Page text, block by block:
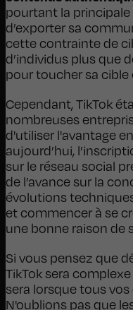
pourtant la
d’exporter sa
cette contrainte de
d’individus plus que
pour toucher sa cible
Cependant, TikTok
nombreuses
d'utiliser l'avantage
aujourd’hui,
sur le réseau social
de l’avance sur la
évolutions
et commencer à se
une bonne raison de
Si vous pensez que
TikTok sera
sera lorsque tous
N'oublions pas que